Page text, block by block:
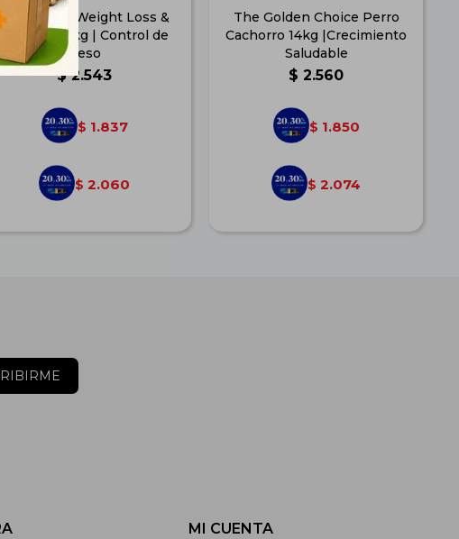
Virbac Dog Weight Loss &
Diabetes 3kg | Control de
Peso
$ 2.543
$ 1.837
$ 2.060
The Golden Choice Perro
Cachorro 14kg |Crecimiento
Saludable
$ 2.560
$ 1.850
$ 2.074
MI CUENTA